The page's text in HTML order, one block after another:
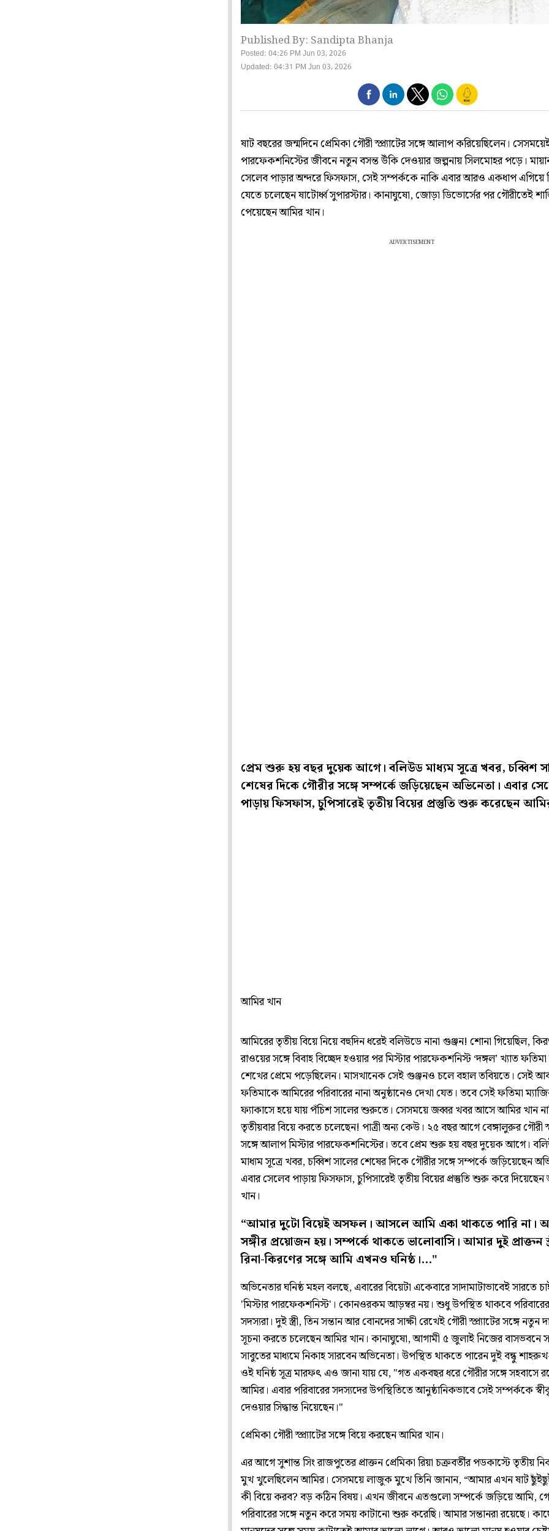
Published By: Sandipta Bhanja
Posted: 04:26 PM Jun 03, 2026
Updated: 04:31 PM Jun 03, 2026
ষাট বছরের জন্মদিনে প্রেমিকা গৌরী স্প্র্যাটের সঙ্গে আলাপ করিয়েছিলেন।
পারফেকশনিস্টের জীবনে নতুন বসন্ত উঁকি দেওয়ার জল্পনায় সিলমোহর পড়ে।
সেলেব পাড়ার অন্দরে ফিসফাস, সেই সম্পর্ককে নাকি এবার আরও একধাপ এগিয়ে
যেতে চলেছেন ষাটোর্ধ্ব সুপারস্টার। কানাঘুষো, জোড়া ডিভোর্সের পর গৌরীতেই
পেয়েছেন আমির খান।
ADVERTISEMENT
প্রেম শুরু হয় বছর দুয়েক আগে। বলিউড মাধ্যম সূত্রে খবর, চব্বিশ
শেষের দিকে গৌরীর সঙ্গে সম্পর্কে জড়িয়েছেন অভিনেতা। এবার
পাড়ায় ফিসফাস, চুপিসারেই তৃতীয় বিয়ের প্রস্তুতি শুরু করেছেন
আমির খান
আমিরের তৃতীয় বিয়ে নিয়ে বহুদিন ধরেই বলিউডে নানা গুঞ্জন! শোনা গিয়েছিল,
রাওয়ের সঙ্গে বিবাহ বিচ্ছেদ হওয়ার পর মিস্টার পারফেকশনিস্ট ‘দঙ্গল’ খ্যাত ফতিমা
শেখের প্রেমে পড়েছিলেন। মাসখানেক সেই গুঞ্জনও চলে বহাল তবিয়তে। সেই
ফতিমাকে আমিরের পরিবারের নানা অনুষ্ঠানেও দেখা যেত। তবে সেই ফতিমা
ফ্যাকাসে হয়ে যায় পঁচিশ সালের শুরুতে। সেসময়ে জব্বর খবর আসে আমির খান
তৃতীয়বার বিয়ে করতে চলেছেন! পাত্রী অন্য কেউ। ২৫ বছর আগে বেঙ্গালুরুর গৌরী
সঙ্গে আলাপ মিস্টার পারফেকশনিস্টের। তবে প্রেম শুরু হয় বছর দুয়েক আগে।
মাধ্যম সূত্রে খবর, চব্বিশ সালের শেষের দিকে গৌরীর সঙ্গে সম্পর্কে জড়িয়েছেন
এবার সেলেব পাড়ায় ফিসফাস, চুপিসারেই তৃতীয় বিয়ের প্রস্তুতি শুরু করে
খান।
“আমার দুটো বিয়েই অসফল। আসলে আমি একা থাকতে পারি না।
সঙ্গীর প্রয়োজন হয়। সম্পর্কে থাকতে ভালোবাসি। আমার দুই প্রাক্তন
রিনা-কিরণের সঙ্গে আমি এখনও ঘনিষ্ঠ।..."
অভিনেতার ঘনিষ্ঠ মহল বলছে, এবারের বিয়েটা একেবারে সাদামাটাভাবেই সারতে
'মিস্টার পারফেকশনিস্ট'। কোনওরকম আড়ম্বর নয়। শুধু উপস্থিত থাকবে পরিবারের
সদস্যরা। দুই স্ত্রী, তিন সন্তান আর বোনদের সাক্ষী রেখেই গৌরী স্প্র্যাটের সঙ্গে নতুন
সূচনা করতে চলেছেন আমির খান। কানাঘুষো, আগামী ৫ জুলাই নিজের বাসভবনে
সাবুতের মাধ্যমে নিকাহ সারবেন অভিনেতা। উপস্থিত থাকতে পারেন দুই বন্ধু
ওই ঘনিষ্ঠ সূত্র মারফৎ এও জানা যায় যে, "গত একবছর ধরে গৌরীর সঙ্গে সহবাসে
আমির। এবার পরিবারের সদস্যদের উপস্থিতিতে আনুষ্ঠানিকভাবে সেই সম্পর্ককে
দেওয়ার সিদ্ধান্ত নিয়েছেন।"
প্রেমিকা গৌরী স্প্র্যাটের সঙ্গে বিয়ে করছেন আমির খান।
এর আগে সুশান্ত সিং রাজপুতের প্রাক্তন প্রেমিকা রিয়া চক্রবর্তীর পডকাস্টে তৃতীয়
মুখ খুলেছিলেন আমির। সেসময়ে লাজুক মুখে তিনি জানান, “আমার এখন ষাট
কী বিয়ে করব? বড় কঠিন বিষয়। এখন জীবনে এতগুলো সম্পর্কে জড়িয়ে আমি,
পরিবারের সঙ্গে নতুন করে সময় কাটানো শুরু করেছি। আমার সন্তানরা রয়েছে।